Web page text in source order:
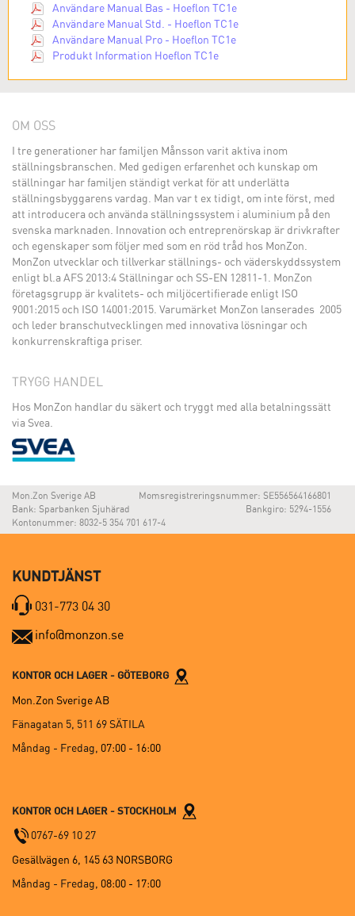
Användare Manual Bas - Hoeflon TC1e
Användare Manual Std. - Hoeflon TC1e
Användare Manual Pro - Hoeflon TC1e
Produkt Information Hoeflon TC1e
OM OSS
I tre generationer har familjen Månsson varit aktiva inom
ställningsbranschen. Med gedigen erfarenhet och kunskap om
ställningar har familjen ständigt verkat för att underlätta
ställningsbyggarens vardag. Man var t ex tidigt, om inte först, med
att introducera och använda ställningssystem i aluminium på den
svenska marknaden. Innovation och entreprenörskap är drivkrafter
och egenskaper som följer med som en röd tråd hos MonZon.
MonZon utvecklar och tillverkar ställnings- och väderskyddssystem
enligt bl.a AFS 2013:4 Ställningar och SS-EN 12811-1. MonZon
företagsgrupp är kvalitets- och miljöcertifierade enligt ISO
9001:2015 och ISO 14001:2015. Varumärket MonZon lanserades 2005
och leder branschutvecklingen med innovativa lösningar och
konkurrenskraftiga priser.
TRYGG HANDEL
Hos MonZon handlar du säkert och tryggt med alla betalningssätt
via Svea.
Mon.Zon Sverige AB
Momsregistreringsnummer: SE556564166801
Bank: Sparbanken Sjuhärad
Bankgiro: 5294-1556
Kontonummer: 8032-5 354 701 617-4
KUNDTJÄNST
031-773 04 30
info@monzon.se
KONTOR OCH LAGER - GÖTEBORG
Mon.Zon Sverige AB
Fänagatan 5, 511 69 SÄTILA
Måndag - Fredag, 07:00 - 16:00
KONTOR OCH LAGER - STOCKHOLM
0767-69 10 27
Gesällvägen 6, 145 63 NORSBORG
Måndag - Fredag, 08:00 - 17:00